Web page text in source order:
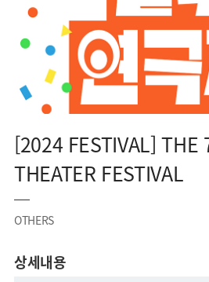
[2024 FESTIVAL] THE
THEATER FESTIVAL
OTHERS
상세내용